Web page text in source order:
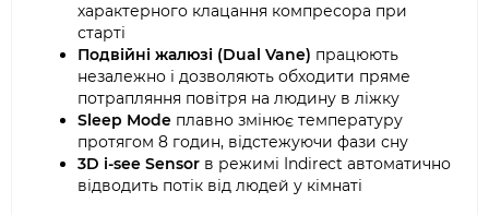
характерного клацання компресора при
старті
Подвійні жалюзі (Dual Vane) працюють
незалежно і дозволяють обходити пряме
потрапляння повітря на людину в ліжку
Sleep Mode плавно змінює температуру
протягом 8 годин, відстежуючи фази сну
3D i-see Sensor в режимі Indirect автоматично
відводить потік від людей у кімнаті